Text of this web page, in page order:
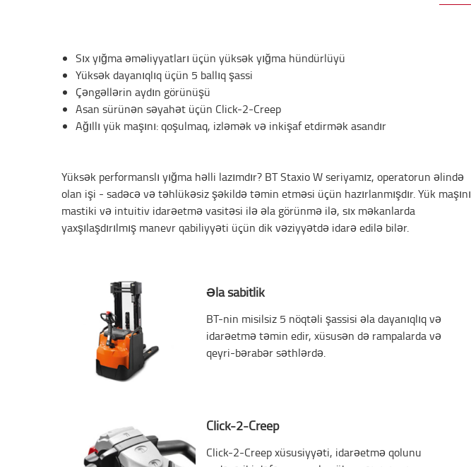
Sıx yığma əməliyyatları üçün yüksək yığma hündürlüyü
Yüksək dayanıqlıq üçün 5 ballıq şassi
Çəngəllərin aydın görünüşü
Asan sürünən səyahət üçün Click-2-Creep
Ağıllı yük maşını: qoşulmaq, izləmək və inkişaf etdirmək asandır
Yüksək performanslı yığma həlli lazımdır? BT Staxio W seriyamız, operatorun əlində
olan işi - sadəcə və təhlükəsiz şəkildə təmin etməsi üçün hazırlanmışdır. Yük maşını
mastiki və intuitiv idarəetmə vasitəsi ilə əla görünmə ilə, sıx məkanlarda
yaxşılaşdırılmış manevr qabiliyyəti üçün dik vəziyyətdə idarə edilə bilər.
Əla sabitlik
BT-nin misilsiz 5 nöqtəli şassisi əla dayanıqlıq və
idarəetmə təmin edir, xüsusən də rampalarda və
qeyri-bərabər səthlərdə.
Click-2-Creep
Click-2-Creep xüsusiyyəti, idarəetmə qolunu